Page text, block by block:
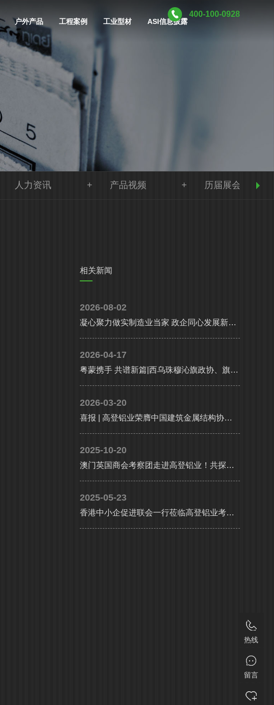
户外产品 工程案例 工业型材 ASI信息披露
400-100-0928
人力资讯 产品视频 历届展会
相关新闻
2026-08-02
凝心聚力做实制造业当家 政企同心发展新质生产力|省、市多部门联合调研组莅临高登铝业调研指导
2026-04-17
粤蒙携手 共谱新篇|西乌珠穆沁旗政协、旗委统战部携工商联及企业代表考察团莅临高登铝业共谋高质量发展
2026-03-20
喜报 | 高登铝业荣膺中国建筑金属结构协会铝门窗幕墙分会副会长单位，执行总裁李婧受聘副会长
2025-10-20
澳门英国商会考察团走进高登铝业！共探大湾区产业协同新机遇
2025-05-23
香港中小企促进联会一行莅临高登铝业考察交流，共探合作发展新机遇及产业升级新路径
热线
留言